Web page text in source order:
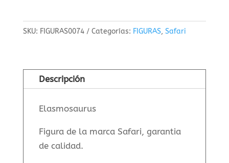
cantidad
SKU: FIGURAS0074 Categorías: FIGURAS, Safari
Descripción
Elasmosaurus
Figura de la marca Safari, garantia
de calidad.